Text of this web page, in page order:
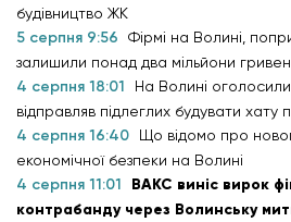
будівництво ЖК
5 серпня 9:56
Фірмі на Волині,
залишили понад два мільйони
4 серпня 18:01
На Волині оголосили
відправляв підлеглих будувати хату
4 серпня 16:40
Що відомо про
економічної безпеки на Волині
4 серпня 11:01
ВАКС виніс вирок
контрабанду через Волинську